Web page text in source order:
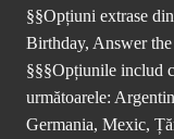
§§Opțiuni extrase
Birthday, Answer
§§§Opțiunile includ
următoarele:
Germania, Mexic,